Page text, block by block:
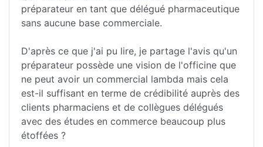
préparateur en tant que délégué pharmaceutique
sans aucune base commerciale.
D'après ce que j'ai pu lire, je partage l'avis qu'un
préparateur possède une vision de l'officine que
ne peut avoir un commercial lambda mais cela
est-il suffisant en terme de crédibilité auprès des
clients pharmaciens et de collègues délégués
avec des études en commerce beaucoup plus
étoffées ?